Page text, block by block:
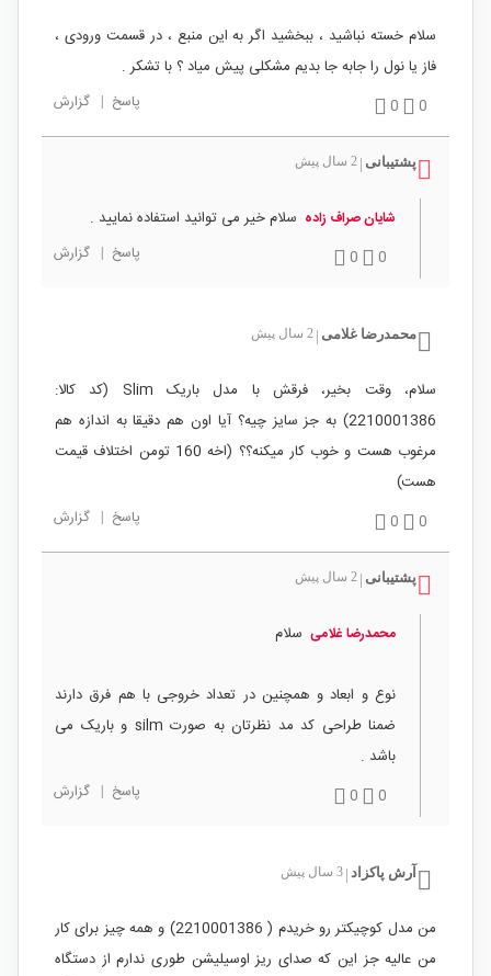
سلام خسته نباشید ، ببخشید اگر به این منبع ، در قسمت ورودی ،
فاز یا نول را جابه جا بدیم مشکلی پیش میاد ؟ با تشکر .
0
0 پاسخ | گزارش
پشتیبانی 2 سال پیش
شایان صراف زاده سلام خیر می توانید استفاده نمایید .
0
0 پاسخ | گزارش
محمدرضا غلامی 2 سال پیش
سلام، وقت بخیر، فرقش با مدل باریک Slim (کد کالا:
2210001386) به جز سایز چیه؟ آیا اون هم دقیقا به اندازه هم
مرغوب هست و خوب کار میکنه؟؟ (اخه 160 تومن اختلاف قیمت
هست)
0
0 پاسخ | گزارش
پشتیبانی 2 سال پیش
محمدرضا غلامی سلام
نوع و ابعاد و همچنین در تعداد خروجی با هم فرق دارند
ضمنا طراحی کد مد نظرتان به صورت silm و باریک می
باشد .
0
0 پاسخ | گزارش
آرش پاکزاد 3 سال پیش
من مدل کوچیکتر رو خریدم ( 2210001386) و همه چیز برای کار
من عالیه جز این که صدای ریز اوسیلیشن طوری ندارم از دستگاه